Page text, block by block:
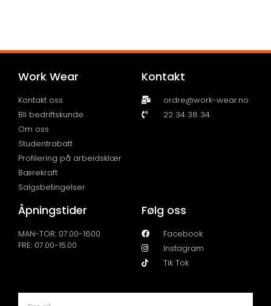
Work Wear
Kontakt oss
Bli bedriftskunde
Om oss
Studentrabatt
Profilering på arbeidsklær
Bærekraft
Salgsbetingelser
Kontakt
ordre@work-wear.no
22 34 38 34
Åpningstider
MAN-TOR: 07.00-1600
FRE: 07.00-15.00
Følg oss
Facebook
Instagram
Tik Tok